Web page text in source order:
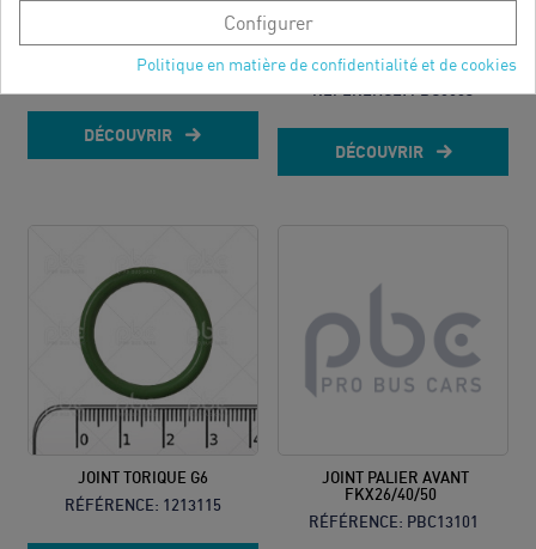
JOINT ORING ORFS 305...
RÉFÉRENCE:HIS14676
DÉCOUVRIR
JOINT TORIQUE PRESSE
ETOUPE...
RÉFÉRENCE:PBC6083
DÉCOUVRIR
JOINT TORIQUE G6
RÉFÉRENCE: 1213115
JOINT PALIER AVANT
FKX26/40/50
RÉFÉRENCE: PBC13101
Configurer
Politique en matière de confidentialité et de cookies